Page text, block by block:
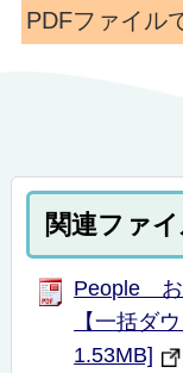
PDFファイル
関連ファ
People お
【一括ダ
1.53MB]